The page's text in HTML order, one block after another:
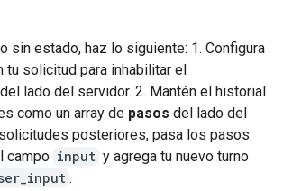
sin estado, haz lo siguiente: 1. Configura
tu solicitud para inhabilitar el
lado del servidor. 2. Mantén el historial
como un array de pasos del lado del
posteriores, pasa los pasos
campo input y agrega tu nuevo turno
.